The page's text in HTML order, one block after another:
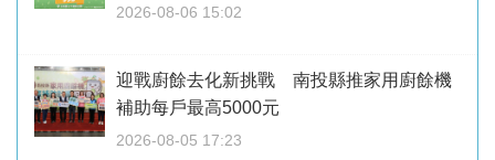
2026-08-06 15:02
迎戰廚餘去化新挑戰 南投縣推家用廚餘機
補助每戶最高5000元
2026-08-05 17:23